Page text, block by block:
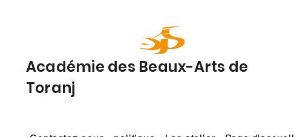
Académie des Beaux-Arts de
Toranj